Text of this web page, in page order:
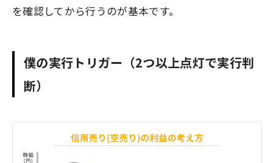
を確認してから行うのが基本です。
僕の実行トリガー（2つ以上点灯で実行判
断）